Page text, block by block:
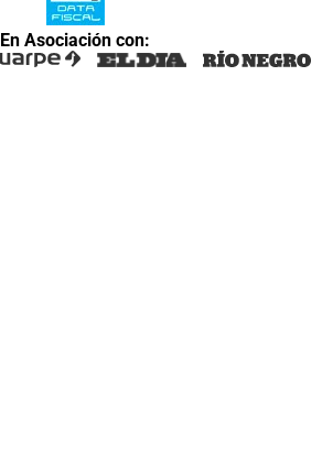
En Asociación con: